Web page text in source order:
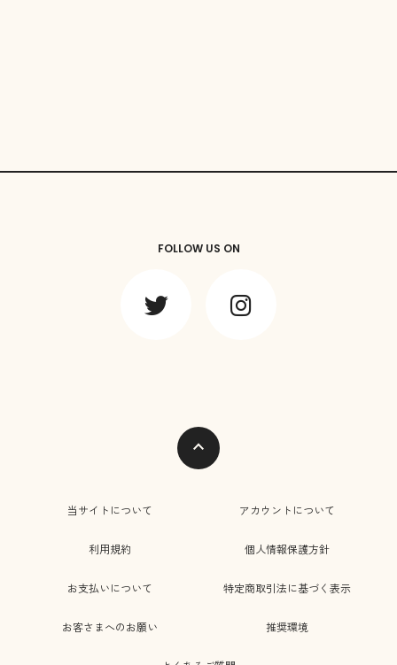
FOLLOW US ON
expand_less
当サイトについて アカウントについて
利用規約 個人情報保護方針
お支払いについて 特定商取引法に基づく表示
お客さまへのお願い 推奨環境